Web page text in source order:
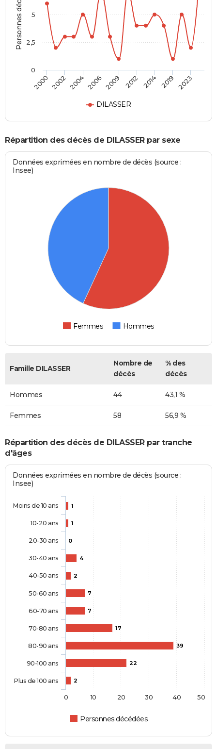
Personnes décédées
DILASSER
2000 2002 2004 2006 2009 2012 2014 2019 2023
0
2,5
5
Répartition des décès de DILASSER par sexe
Données exprimées en nombre de décès (source :
Insee)
Femmes Hommes
Famille DILASSER
Nombre de
décès
% des
décès
Hommes 44 43,1 %
Femmes 58 56,9 %
Répartition des décès de DILASSER par tranche
d'âges
Données exprimées en nombre de décès (source :
Insee)
1
1
0
4
2
7
7
17
39
22
2
Personnes décédées
Moins de 10 ans
10-20 ans
20-30 ans
30-40 ans
40-50 ans
50-60 ans
60-70 ans
70-80 ans
80-90 ans
90-100 ans
Plus de 100 ans
0 10 20 30 40 50